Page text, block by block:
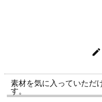

素材を気に入っていただ
す。